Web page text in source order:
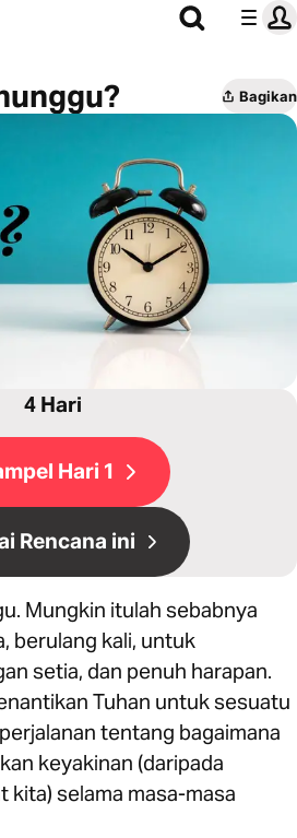
Bagikan
4 Hari
Hari 1
Rencana ini
Mungkin itulah sebabnya
berulang kali, untuk
setia, dan penuh harapan.
Tuhan untuk sesuatu
tentang bagaimana
keyakinan (daripada
kita) selama masa-masa